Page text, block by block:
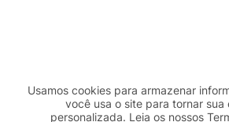
Usamos cookies para armazenar
você usa o site para tornar sua
personalizada. Leia os nossos